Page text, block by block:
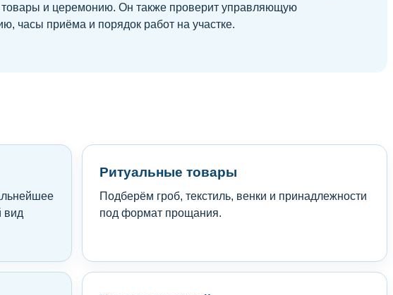
товары и церемонию. Он также проверит управляющую
часы приёма и порядок работ на участке.
вид
Ритуальные товары
Подберём гроб, текстиль, венки и принадлежности
под формат прощания.